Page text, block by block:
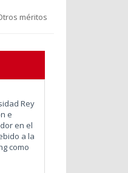
méritos
Rey
e
en el
a la
como